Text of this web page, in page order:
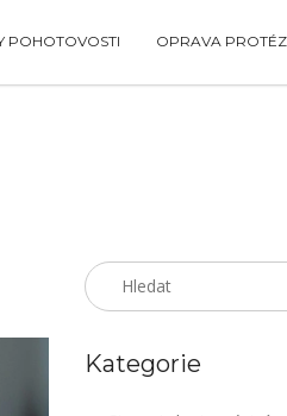
POHOTOVOSTI OPRAVA
Kategorie